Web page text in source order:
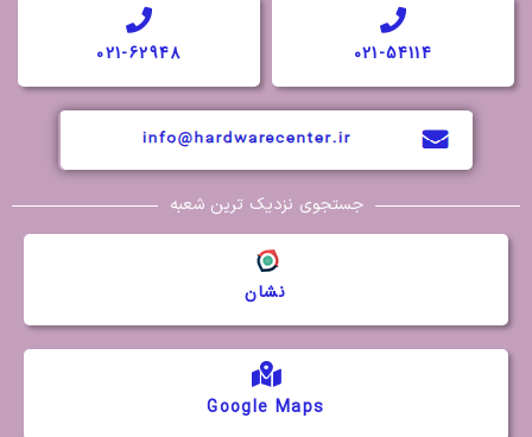
021-54114
021-62948
جستجوی نزدیک ترین شعبه
Google Maps
نشان